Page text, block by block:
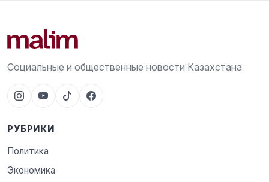
Социальные и общественные новости Казахстана
РУБРИКИ
Политика
Экономика